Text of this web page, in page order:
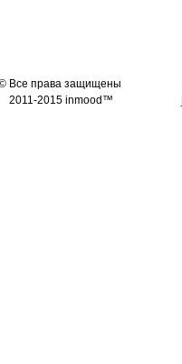
Все права защищены
2011-2015 inmood™